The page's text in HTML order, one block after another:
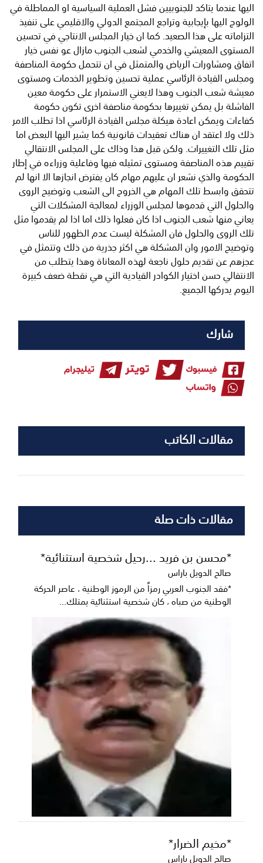
اليها عندما يتاكد للجنوبيين فشل العملية السياسية او المماطلة في
الولوج اليها بإيجابية وتراجع المجتمع الدولي والاقليمي على تنفيذ
التزاماته على هذا الصعيد. كما ان خيار المجلس الانتاجي في تحسين
المستوى المعيشي والخدمي لشعب الجنوب مازال عو نفس خيار
اتفاق ومشاورات الرياض والمتمثل في ان تتحمل حكومة المناصفة
ومجلس القيادة الرئاسي عملية تحسين وتطوير الخدمات ومستوى
معيشة شعب الجنوب وهذا لايعني الاستمرار على حكومة معين
الفاشلة بل يمكن تغييرها بحكومة مناصفة اخرى تكون حكومة
كفاءات ويمكن اعادة هيكلة مجلس القيادة الرئاسي اذا تطلب الامر
ذلك ولا اعتقد ان هناك تعقيدات قانونية كما يشير اليها البعض اما
مثل تلك التغييرات. ولكن قبل هذا وذاك على المجلس الانتقالي
تقييم هذه المناصفة ومستوى تمثيله فيها وفاعلية وزراءه في إطار
الحكومة والذي نشعر ان عليهم مهام كان يفترض انجازها الا انها لم
تتحقق وابسط تلك المهام هي الخروج الى الشعب وتوضيح الروى
والحلول التي قدموها لمجلس الوزراء لمعالجة المشكلات التي
يعاني منها شعب الجنوب اذا كان فعلوا ذلك اما اذا لم يقدموا مثل
تلك الروى والحلول فان المشكلة ليست عدم الظهور للناس
وتوضيح الامور وان المشكلة هي اكثر جذرية من ذلك وتتمثل في
عجزهم عن تقديم حلول ناجعة لهذه المعاناة وهذا يتطلب من
الانتقالي حسن اختيار الكوادر القيادية التي هي نقطة ضعف كبيرة
اليوم يدركها الجميع.
شارك
مقالات الكاتب
مقالات ذات صلة
*محسن بن فريد ...رحيل شخصية استثنائية*
صالح الدويل باراس
*فقد الجنوب العربي رمزاً من الرموز الوطنية ، عاصر الحركة
الوطنية من صباه ، كان شخصية استثنائية يمتلك...
*مخيم الضرار*
صالح الدويل باراس